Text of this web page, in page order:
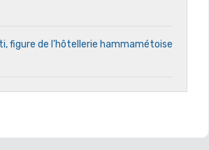
figure de l’hôtellerie hammamétoise